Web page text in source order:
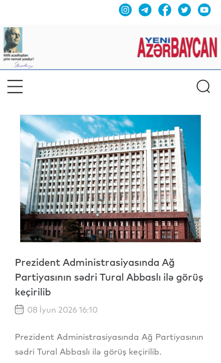
Prezident Administrasiyasında Ağ
Partiyasının sədri Tural Abbaslı ilə görüş
keçirilib
08 İyun 2026 16:10
Prezident Administrasiyasında Ağ Partiyasının
sədri Tural Abbaslı ilə görüş keçirilib.